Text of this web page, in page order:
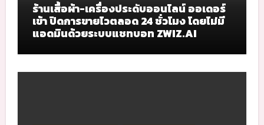
ร้านเสื้อผ้า-เครื่องประดับออนไลน์ ออเดอร์
เข้า ปิดการขายไวตลอด 24 ชั่วโมง โดยไม่มี
แอดมินด้วยระบบแชทบอท ZWIZ.AI